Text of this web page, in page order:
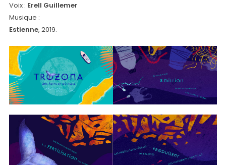
Voix : Erell Guillemer
Musique :
Estienne, 2019.